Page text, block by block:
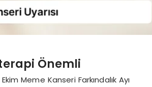
Önemli
Meme Kanseri Farkındalık Ayı